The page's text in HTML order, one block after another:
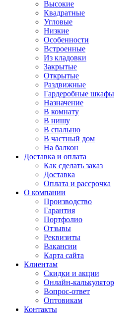
Высокие
Квадратные
Угловые
Низкие
Особенности
Встроенные
Из кладовки
Закрытые
Открытые
Раздвижные
Гардеробные шкафы
Назначение
В комнату
В нишу
В спальню
В частный дом
На балкон
Доставка и оплата
Как сделать заказ
Доставка
Оплата и рассрочка
О компании
Производство
Гарантия
Портфолио
Отзывы
Реквизиты
Вакансии
Карта сайта
Клиентам
Скидки и акции
Онлайн-калькулятор
Вопрос-ответ
Оптовикам
Контакты